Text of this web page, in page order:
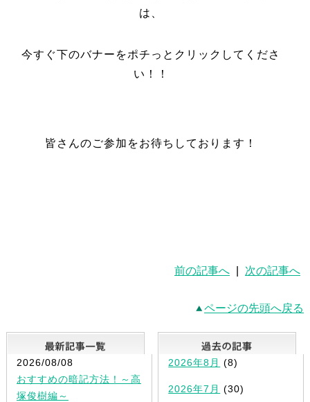
は、
今すぐ下のバナーをポチっとクリックしてくださ
い！！
皆さんのご参加をお待ちしております！
前の記事へ 次の記事へ
ページの先頭へ戻る
最新記事一覧
2026/08/08
おすすめの暗記方法！～高
塚俊樹編～
2026年8月 (8)
2026年7月 (30)